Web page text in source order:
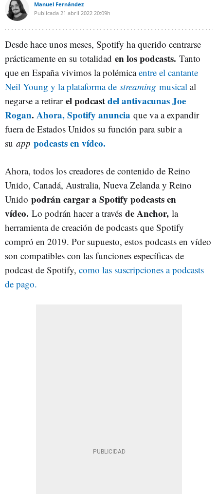
Manuel Fernández
Publicada 21 abril 2022 20:09h
Desde hace unos meses, Spotify ha querido centrarse
prácticamente en su totalidad en los podcasts. Tanto
que en España vivimos la polémicaentre el cantante
Neil Young y la plataforma de streaming musical al
negarse a retirar el podcastdel antivacunas Joe
Rogan. Ahora, Spotify anuncia que va a expandir
fuera de Estados Unidos su función para subir a
su app podcasts en vídeo.
Ahora, todos los creadores de contenido de Reino
Unido, Canadá, Australia, Nueva Zelanda y Reino
Unido podrán cargar a Spotify podcasts en
vídeo. Lo podrán hacer a través de Anchor, la
herramienta de creación de podcasts que Spotify
compró en 2019. Por supuesto, estos podcasts en vídeo
son compatibles con las funciones específicas de
podcast de Spotify, como las suscripciones a podcasts
de pago.